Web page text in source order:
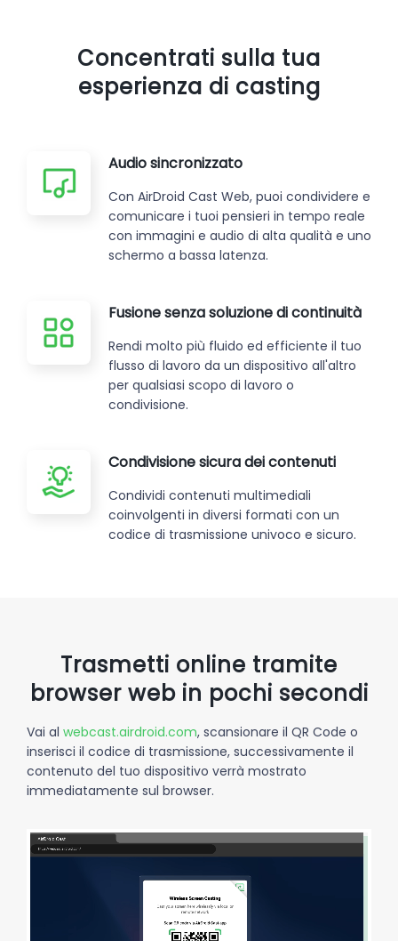
Concentrati sulla tua
esperienza di casting
Audio sincronizzato
Con AirDroid Cast Web, puoi condividere e
comunicare i tuoi pensieri in tempo reale
con immagini e audio di alta qualità e uno
schermo a bassa latenza.
Fusione senza soluzione di continuità
Rendi molto più fluido ed efficiente il tuo
flusso di lavoro da un dispositivo all'altro
per qualsiasi scopo di lavoro o
condivisione.
Condivisione sicura dei contenuti
Condividi contenuti multimediali
coinvolgenti in diversi formati con un
codice di trasmissione univoco e sicuro.
Trasmetti online tramite
browser web in pochi secondi
Vai al webcast.airdroid.com, scansionare il QR Code o
inserisci il codice di trasmissione, successivamente il
contenuto del tuo dispositivo verrà mostrato
immediatamente sul browser.